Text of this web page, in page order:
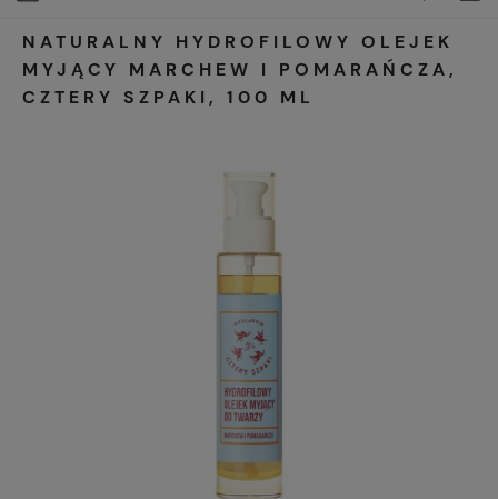
NATURALNY HYDROFILOWY OLEJEK
MYJĄCY MARCHEW I POMARAŃCZA,
CZTERY SZPAKI, 100 ML